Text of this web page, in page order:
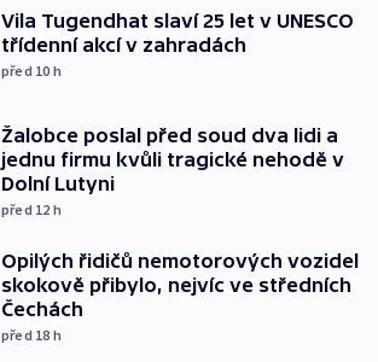
Vila Tugendhat slaví 25 let v UNESCO
třídenní akcí v zahradách
před 10 h
Žalobce poslal před soud dva lidi a
jednu firmu kvůli tragické nehodě v
Dolní Lutyni
před 12 h
Opilých řidičů nemotorových vozidel
skokově přibylo, nejvíc ve středních
Čechách
před 18 h